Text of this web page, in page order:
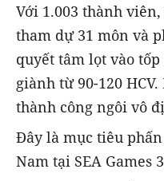
Với 1.003 thành
tham dự 31 môn và
quyết tâm lọt vào
giành từ 90-120
thành công ngôi vô
Đây là mục tiêu
Nam tại SEA Games